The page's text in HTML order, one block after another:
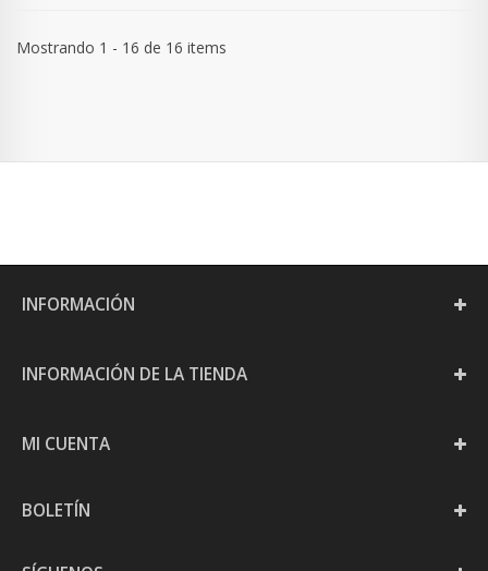
Mostrando 1 - 16 de 16 items
INFORMACIÓN
INFORMACIÓN DE LA TIENDA
MI CUENTA
BOLETÍN